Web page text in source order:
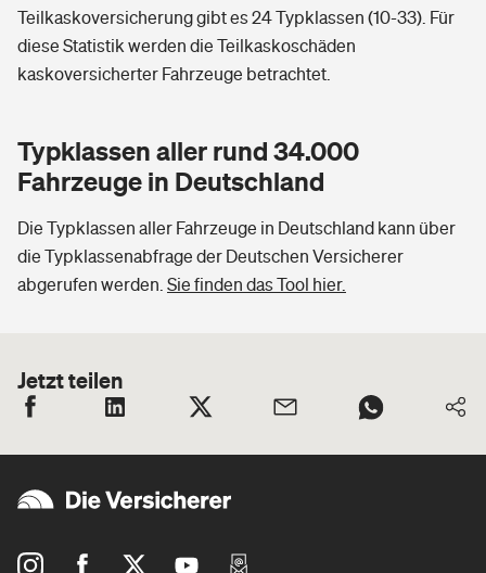
Teilkaskoversicherung gibt es 24 Typklassen (10-33). Für
diese Statistik werden die Teilkaskoschäden
kaskoversicherter Fahrzeuge betrachtet.
Typklassen aller rund 34.000
Fahrzeuge in Deutschland
Die Typklassen aller Fahrzeuge in Deutschland kann über
die Typklassenabfrage der Deutschen Versicherer
abgerufen werden. Sie finden das Tool hier.
Jetzt teilen